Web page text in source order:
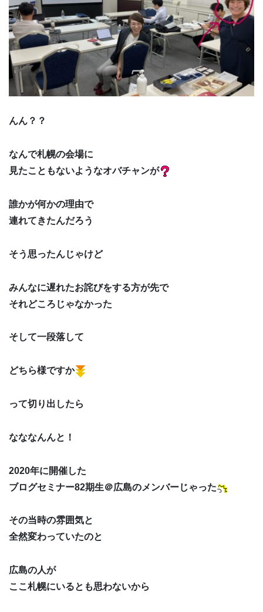
んん？？
なんで札幌の会場に
見たこともないようなオバチャンが
誰かが何かの理由で
連れてきたんだろう
そう思ったんじゃけど
みんなに遅れたお詫びをする方が先で
それどころじゃなかった
そして一段落して
どちら様ですか
って切り出したら
なななんんと！
2020年に開催した
ブログセミナー82期生＠広島のメンバーじゃった
その当時の雰囲気と
全然変わっていたのと
広島の人が
ここ札幌にいるとも思わないから